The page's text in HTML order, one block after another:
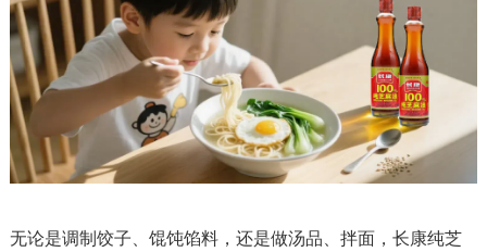
无论是调制饺子、馄饨馅料，还是做汤品、拌面，长康纯芝